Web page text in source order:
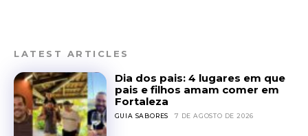
LATEST ARTICLES
Dia dos pais: 4 lugares em que
pais e filhos amam comer em
Fortaleza
GUIA SABORES 7 DE AGOSTO DE 2026